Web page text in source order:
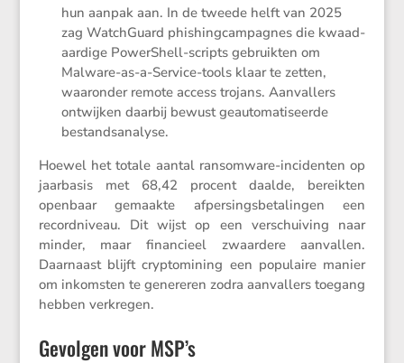
hun aanpak aan. In de tweede helft van 2025
zag Watch­Guard phishing­cam­pagnes die kwaad­
aar­dige PowerS­hell-scripts gebruikten om
Malware-as-a-Service-tools klaar te zetten,
waaronder remote access trojans. Aanval­lers
ontwijken daarbij bewust geauto­ma­ti­seerde
bestandsanalyse.
Hoewel het totale aantal ransom­ware-incidenten op
jaarbasis met 68,42 procent daalde, bereikten
openbaar gemaakte afper­sings­be­ta­lingen een
record­ni­veau. Dit wijst op een verschui­ving naar
minder, maar finan­cieel zwaar­dere aanvallen.
Daarnaast blijft crypto­mi­ning een populaire manier
om inkom­sten te genereren zodra aanval­lers toegang
hebben verkregen.
Gevolgen voor MSP’s